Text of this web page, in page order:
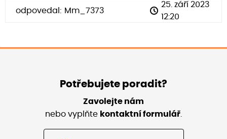
odpovedal: Mm_7373
25. září 2023
12:20
Potřebujete poradit?
Zavolejte nám
nebo vyplňte kontaktní formulář